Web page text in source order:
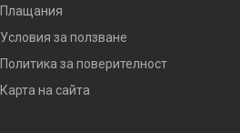
Плащания
Условия за ползване
Политика за поверителност
Карта на сайта